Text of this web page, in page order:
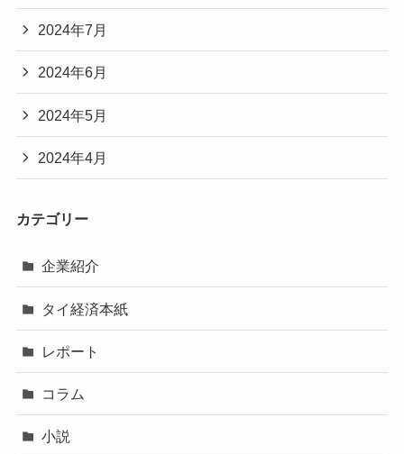
2024年7月
2024年6月
2024年5月
2024年4月
カテゴリー
企業紹介
タイ経済本紙
レポート
コラム
小説